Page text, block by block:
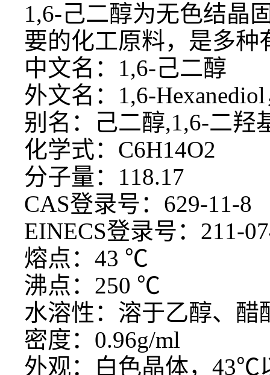
1,6-己二醇为无色结晶
要的化工原料，是多
中文名： 1,6-己二醇
外文名： 1,6-
别名：己二醇,1,6-二羟
化学式： C6H14O2
分子量： 118.17
CAS登录号：629-11-8
EINECS登录号：211-
熔点： 43 ℃
沸点： 250 ℃
水溶性：溶于乙醇、醋
密度： 0.96g/ml
外观：白色晶体， 43℃